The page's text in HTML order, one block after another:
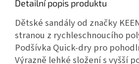
Detailní popis produktu
Dětské sandály od značky
stranou z rychleschnoucího
Podšívka Quick-dry pro
Výrazně lehké složení s vyšší